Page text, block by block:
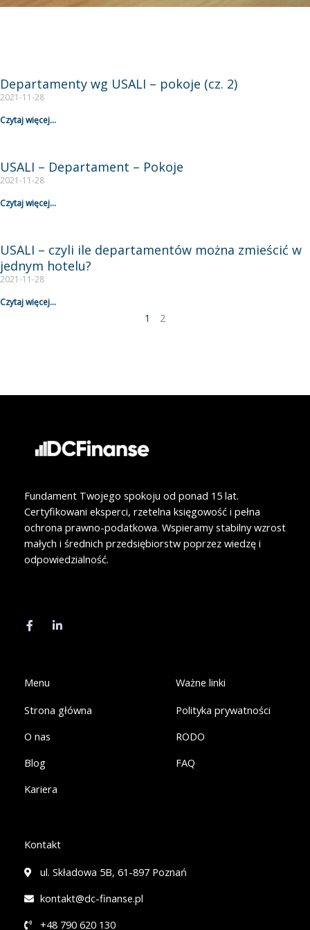
Departamenty wg USALI – pokoje (cz. 2)
2021-11-28
Czytaj więcej...
USALI – Departament – Pokoje
2021-11-28
Czytaj więcej...
USALI – czyli ile departamentów można zmieścić w
jednym hotelu?
2021-11-28
Czytaj więcej...
Page
1
Page
2
Fundament Twojego spokoju od ponad 15 lat.
Certyfikowani eksperci, rzetelna księgowość i pełna
ochrona prawno-podatkowa. Wspieramy stabilny wzrost
małych i średnich przedsiębiorstw poprzez wiedzę i
odpowiedzialność.
c
e
k
n
n
Menu
Strona główna
O nas
Blog
Kariera
Ważne linki
Polityka prywatności
RODO
FAQ
Kontakt
ul. Składowa 5B, 61-897 Poznań
kontakt@dc-finanse.pl
+48 790 620 130